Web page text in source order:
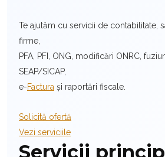
Te ajutăm cu servicii de contabilitate,
firme,
PFA, PFI, ONG, modificări ONRC,
SEAP/SICAP,
e-Factura și raportări fiscale.
Solicită ofertă
Vezi serviciile
Servicii